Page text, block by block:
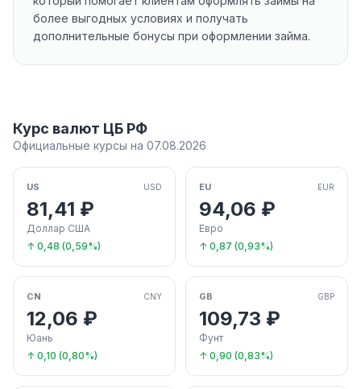
более выгодных условиях и получать
дополнительные бонусы при оформлении займа.
Курс валют ЦБ РФ
Официальные курсы на 07.08.2026
US USD
81,41 ₽
Доллар США
↑ 0,48 (0,59%)
EU EUR
94,06 ₽
Евро
↑ 0,87 (0,93%)
CN CNY
12,06 ₽
Юань
↑ 0,10 (0,80%)
GB GBP
109,73 ₽
Фунт
↑ 0,90 (0,83%)